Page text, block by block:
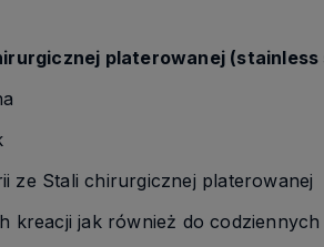
platerowanej (stainless
ze Stali chirurgicznej platerowanej
kreacji jak również do codziennych